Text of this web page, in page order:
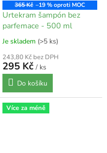
365 Kč –19 %
Urtekram šampón bez
parfemace - 500 ml
Je skladem (>5 ks)
243,80 Kč bez DPH
295 Kč / ks
Do košíku
Více za méně